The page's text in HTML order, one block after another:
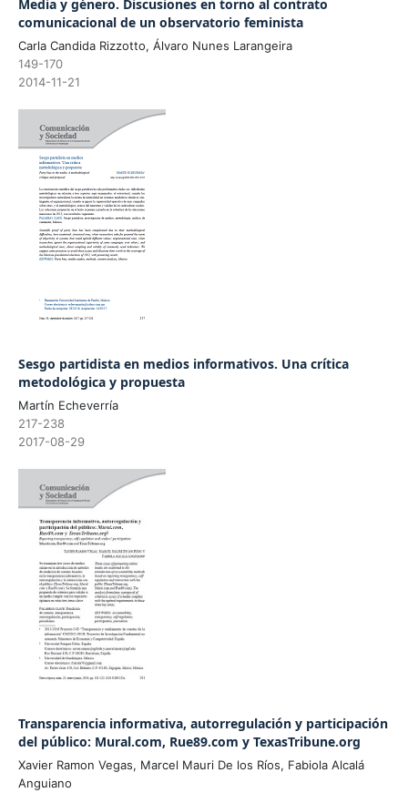
Media y género. Discusiones en torno al contrato
comunicacional de un observatorio feminista
Carla Candida Rizzotto, Álvaro Nunes Larangeira
149-170
2014-11-21
Sesgo partidista en medios informativos. Una crítica
metodológica y propuesta
Martín Echeverría
217-238
2017-08-29
Transparencia informativa, autorregulación y participación
del público: Mural.com, Rue89.com y TexasTribune.org
Xavier Ramon Vegas, Marcel Mauri De los Ríos, Fabiola Alcalá
Anguiano